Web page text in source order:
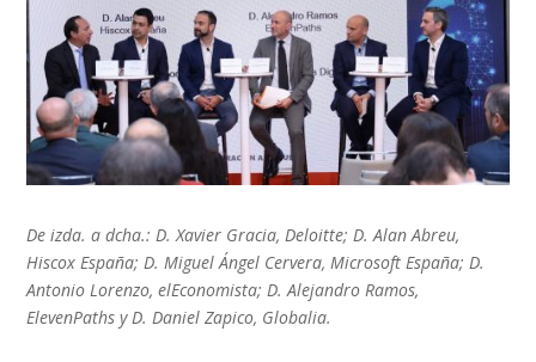
De izda. a dcha.: D. Xavier Gracia, Deloitte; D. Alan Abreu,
Hiscox España; D. Miguel Ángel Cervera, Microsoft España; D.
Antonio Lorenzo, elEconomista; D. Alejandro Ramos,
ElevenPaths y D. Daniel Zapico, Globalia.